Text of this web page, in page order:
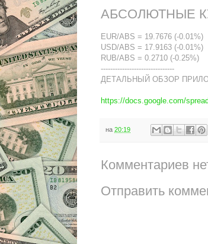
АБСОЛЮТНЫЕ
EUR/ABS = 19.7676 (-0.01%)
USD/ABS = 17.9163 (-0.01%)
RUB/ABS = 0.2710 (-0.25%)
-------------------------------
ДЕТАЛЬНЫЙ ОБЗОР
https://docs.google.com/
на 20:19
Комментариев
Отправить